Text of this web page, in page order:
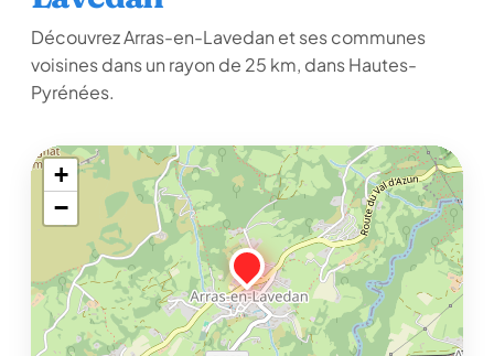
Découvrez Arras-en-Lavedan et ses communes
voisines dans un rayon de 25 km, dans Hautes-
Pyrénées.
+
−